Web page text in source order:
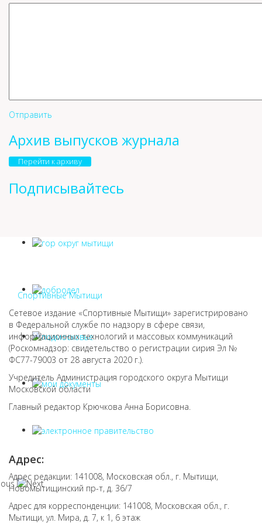
Отправить
Архив выпусков журнала
Перейти к архиву
Подписывайтесь
Спортивные Мытищи
Сетевое издание «Спортивные Мытищи» зарегистрировано
в Федеральной службе по надзору в сфере связи,
информационных технологий и массовых коммуникаций
(Роскомнадзор: свидетельство о регистрации сирия Эл №
ФС77-79003 от 28 августа 2020 г.).
Учредитель Администрация городского округа Мытищи
Московской области
Главный редактор Крючкова Анна Борисовна.
Адрес:
Адрес редакции: 141008, Московская обл., г. Мытищи,
Новомытищинский пр-т, д. 36/7
Адрес для корреспонденции: 141008, Московская обл., г.
Мытищи, ул. Мира, д. 7, к 1, 6 этаж